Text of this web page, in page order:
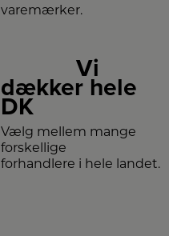
varemærker.
Vi
dækker hele
DK
Vælg mellem mange
forskellige
forhandlere i hele landet.